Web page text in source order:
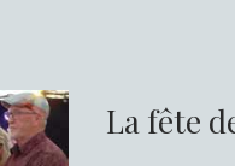
La fête